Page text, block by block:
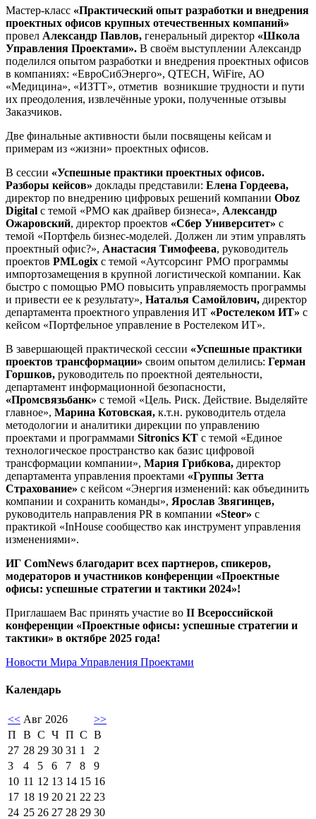
Мастер-класс «Практический опыт разработки и внедрения
проектных офисов крупных отечественных компаний»
провел Александр Павлов, генеральный директор «Школа
Управления Проектами». В своём выступлении Александр
поделился опытом разработки и внедрения проектных офисов
в компаниях: «ЕвроСибЭнерго», QTECH, WiFire, АО
«Медицина», «ИЗТТ», отметив возникшие трудности и пути
их преодоления, извлечённые уроки, полученные отзывы
Заказчиков.
Две финальные активности были посвящены кейсам и
примерам из «жизни» проектных офисов.
В сессии «Успешные практики проектных офисов.
Разборы кейсов» доклады представили: Елена Гордеева,
директор по внедрению цифровых решений компании Oboz
Digital с темой «PMO как драйвер бизнеса», Александр
Ожаровский, директор проектов «Сбер Университет» с
темой «Портфель бизнес-моделей. Должен ли этим управлять
проектный офис?», Анастасия Тимофеева, руководитель
проектов PMLogix с темой «Аутсорсинг PMO программы
импортозамещения в крупной логистической компании. Как
быстро с помощью PMO повысить управляемость программы
и привести ее к результату», Наталья Самойлович, директор
департамента проектного управления ИТ «Ростелеком ИТ» с
кейсом «Портфельное управление в Ростелеком ИТ».
В завершающей практической сессии «Успешные практики
проектов трансформации» своим опытом делились: Герман
Горшков, руководитель по проектной деятельности,
департамент информационной безопасности,
«Промсвязьбанк» с темой «Цель. Риск. Действие. Выделяйте
главное», Марина Котовская, к.т.н. руководитель отдела
методологии и аналитики дирекции по управлению
проектами и программами Sitronics KT с темой «Единое
технологическое пространство как базис цифровой
трансформации компании», Мария Грибкова, директор
департамента управления проектами «Группы Зетта
Страхование» с кейсом «Энергия изменений: как объединить
компании и сохранить команды», Ярослав Звягинцев,
руководитель направления PR в компании «Steor» с
практикой «InHouse сообщество как инструмент управления
изменениями».
ИГ ComNews благодарит всех партнеров, спикеров,
модераторов и участников конференции «Проектные
офисы: успешные стратегии и тактики 2024»!
Приглашаем Вас принять участие во II Всероссийской
конференции «Проектные офисы: успешные стратегии и
тактики» в октябре 2025 года!
Новости Мира Управления Проектами
Календарь
<< Авг 2026
>>
П
В С Ч П С В
27 28 29 30 31 1
2
3
4 5 6 7 8
9
10 11 12 13 14 15 16
17 18 19 20 21 22 23
24 25 26 27 28 29 30